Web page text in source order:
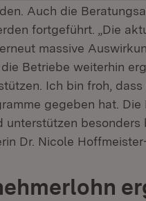
Auch die
in neuem Fenster)
fortgeführt. „Die
massive
Betriebe weiterhin
Ich bin froh,
gegeben hat.
unterstützen besonders
Dr. Nicole